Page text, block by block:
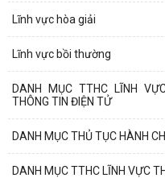
Lĩnh vực hòa giải
Lĩnh vực bồi thường
DANH MỤC TTHC LĨNH
THÔNG TIN ĐIỆN TỬ
DANH MỤC THỦ TỤC HÀNH
DANH MỤC TTHC LĨNH VỰC